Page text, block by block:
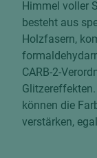
Himmel voller
besteht aus
Holzfasern,
CARB-2-
können die
verstärken,